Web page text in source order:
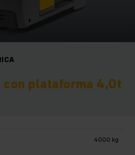
con plataforma 4,0t
4000 kg